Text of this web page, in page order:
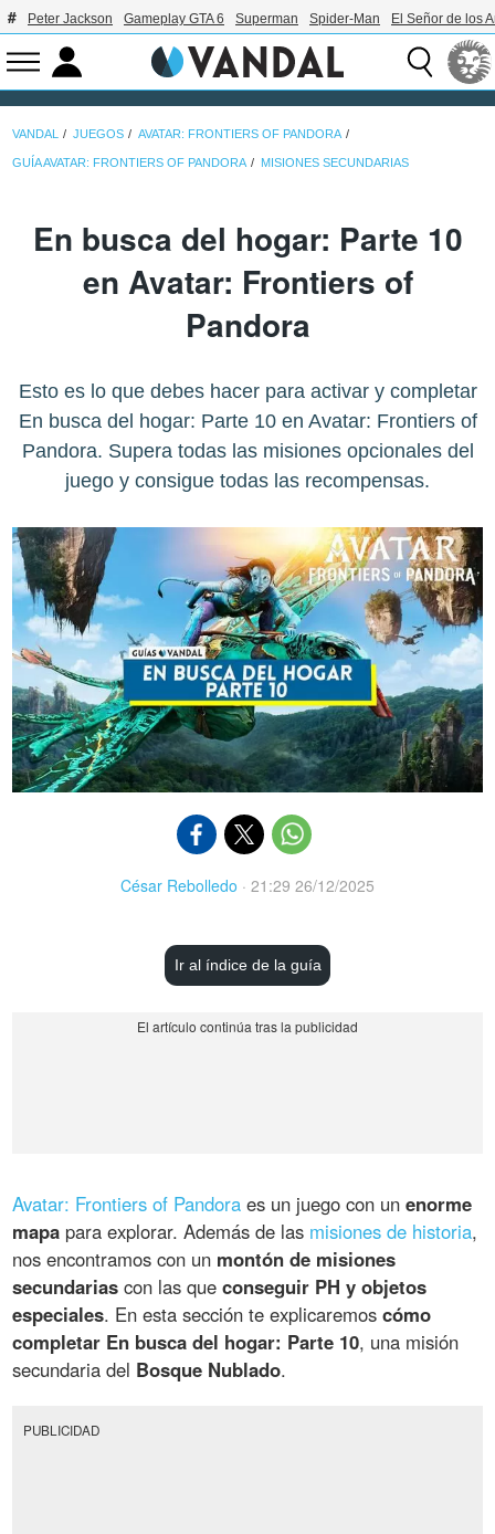
Peter Jackson Gameplay GTA 6 Superman Spider-Man El Señor de los
VANDAL JUEGOS AVATAR: FRONTIERS OF PANDORA
GUÍA AVATAR: FRONTIERS OF PANDORA MISIONES SECUNDARIAS
En busca del hogar: Parte 10
en Avatar: Frontiers of
Pandora
Esto es lo que debes hacer para activar y completar
En busca del hogar: Parte 10 en Avatar: Frontiers of
Pandora. Supera todas las misiones opcionales del
juego y consigue todas las recompensas.
César Rebolledo · 21:29 26/12/2025
Ir al índice de la guía
Avatar: Frontiers of Pandora es un juego con unenorme
mapa para explorar. Además de las misiones de historia,
nos encontramos con un montón de misiones
secundarias con las queconseguir PH y objetos
especiales. En esta sección te explicaremoscómo
completar En busca del hogar: Parte 10, una misión
secundaria del Bosque Nublado.
PUBLICIDAD